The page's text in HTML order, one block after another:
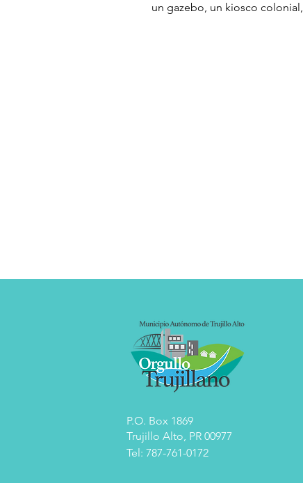
un gazebo, un kiosco
P.O. Box 1869
Trujillo Alto, PR 00977
Tel: 787-761-0172